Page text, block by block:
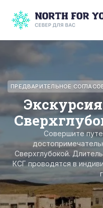
ПРЕДВАРИТЕЛЬНОЕ
Совершите
Сверхглубокой.
КСГ проводятся в